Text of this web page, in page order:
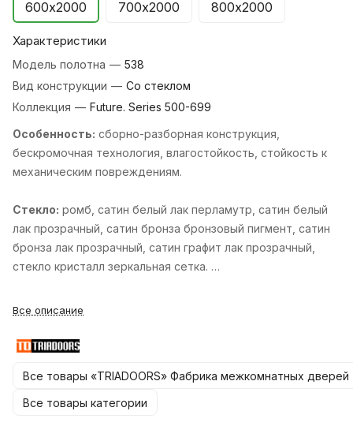
600х2000 700х2000 800х2000
Характеристики
Модель полотна — 538
Вид конструкции — Со стеклом
Коллекция — Future. Series 500-699
Особенность: cборно-разборная конструкция,
бескромочная технология, влагостойкость, стойкость к
механическим повреждениям.
Стекло: ромб, cатин белый лак перламутр, cатин белый
лак прозрачный, cатин бронза бронзовый пигмент, cатин
бронза лак прозрачный, cатин графит лак прозрачный,
cтекло кристалл зеркальная сетка.
Стандартные размеры:
Все описание
Все товары «TRIADOORS» Фабрика межкомнатных дверей
Все товары категории